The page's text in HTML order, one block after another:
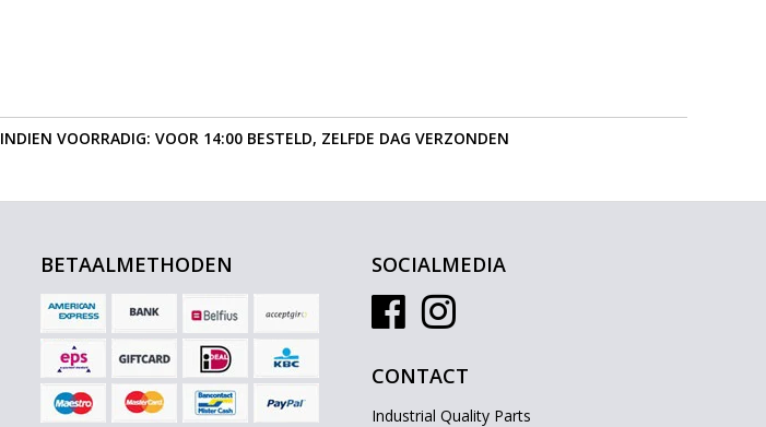
INDIEN VOORRADIG: VOOR 14:00 BESTELD, ZELFDE DAG VERZONDEN
BETAALMETHODEN SOCIALMEDIA
CONTACT
Industrial Quality Parts